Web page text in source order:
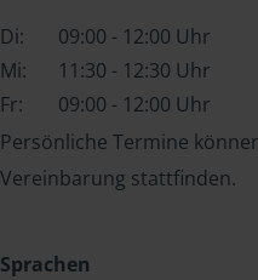
Di:
09:00 - 12:00 Uhr
Mi:
11:30 - 12:30 Uhr
Fr:
09:00 - 12:00 Uhr
Persönliche Termine
Vereinbarung stattfinden.
Sprachen